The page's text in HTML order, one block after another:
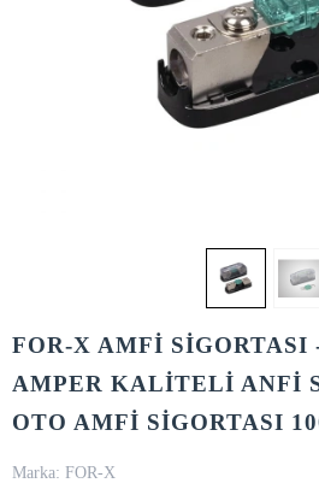
FOR-X AMFİ SİGORTASI
AMPER KALİTELİ ANFİ
OTO AMFİ SİGORTASI
Marka: FOR-X